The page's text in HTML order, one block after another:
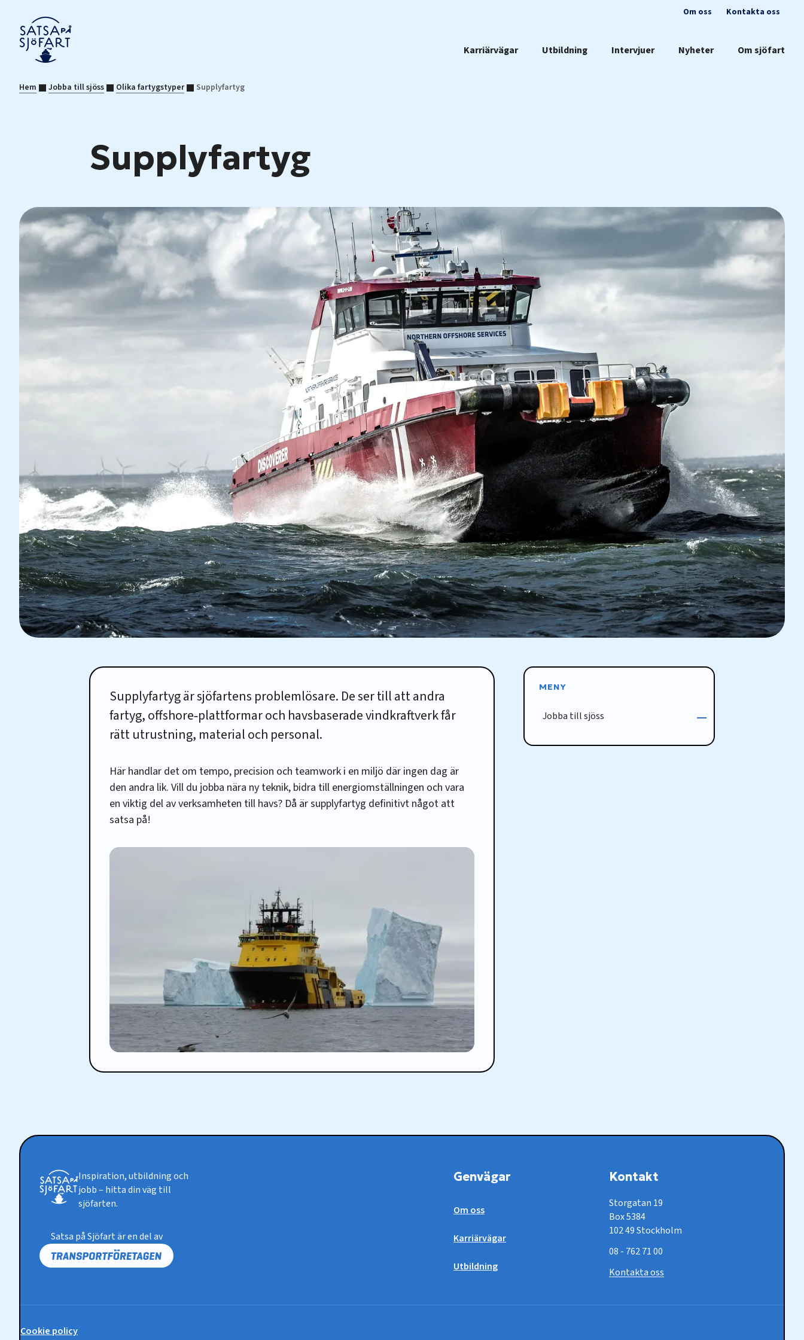
Om oss Kontakta oss
Karriärvägar Utbildning Intervjuer Nyheter Om sjöfart
Hem Jobba till sjöss Olika fartygstyper Supplyfartyg
Supplyfartyg
Supplyfartyg är sjöfartens problemlösare. De ser till att andra
fartyg, offshore‑plattformar och havsbaserade vindkraftverk får
rätt utrustning, material och personal.
Här handlar det om tempo, precision och teamwork i en miljö där ingen dag är
den andra lik. Vill du jobba nära ny teknik, bidra till energiomställningen och vara
en viktig del av verksamheten till havs? Då är supplyfartyg definitivt något att
satsa på!
MENY
Jobba till sjöss
Inspiration, utbildning och
jobb – hitta din väg till
sjöfarten.
Satsa på Sjöfart är en del av
Genvägar
Om oss
Karriärvägar
Utbildning
Kontakt
Storgatan 19
Box 5384
102 49 Stockholm
08 - 762 71 00
Kontakta oss
Policy-
Cookie policy